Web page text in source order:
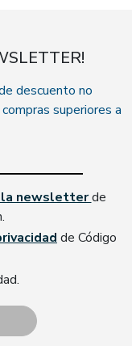
descuento no
superiores a
la newsletterde
de Código